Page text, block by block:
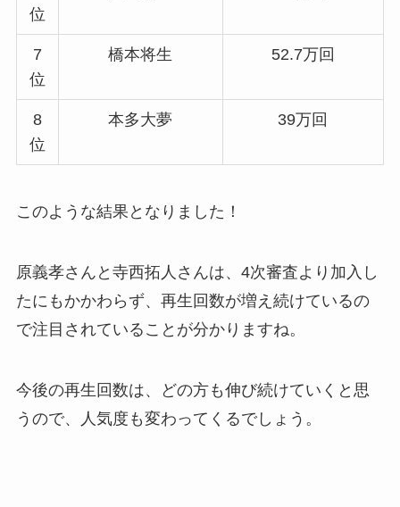
位
7
位
橋本将生 52.7万回
8
位
本多大夢 39万回
このような結果となりました！
原義孝さんと寺西拓人さんは、4次審査より加入し
たにもかかわらず、再生回数が増え続けているの
で注目されていることが分かりますね。
今後の再生回数は、どの方も伸び続けていくと思
うので、人気度も変わってくるでしょう。